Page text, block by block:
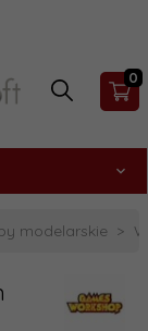
0
modelarskie